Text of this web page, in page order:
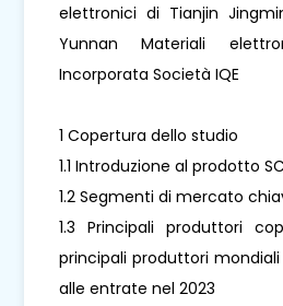
elettronici di Tianjin
Yunnan Materiali
Incorporata Società IQE
1 Copertura dello studio
1.1 Introduzione al prodotto
1.2 Segmenti di mercato
1.3 Principali produttori
principali produttori mondiali
alle entrate nel 2023